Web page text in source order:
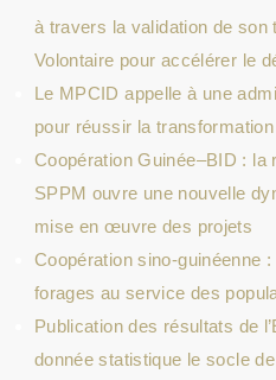
à travers la validation de son
Volontaire pour accélérer le
Le MPCID appelle à une
pour réussir la
Coopération Guinée–BID : la
SPPM ouvre une nouvelle
mise en œuvre des projets
Coopération sino-guinéenne
forages au service des
Publication des résultats de
donnée statistique le socle